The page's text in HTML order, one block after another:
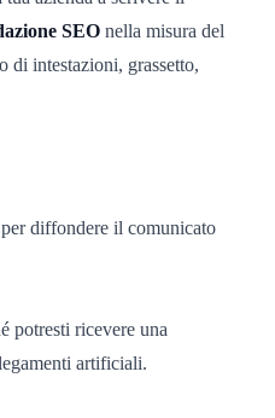
SEO nella misura del
di intestazioni, grassetto,
diffondere il comunicato
potresti ricevere una
artificiali.